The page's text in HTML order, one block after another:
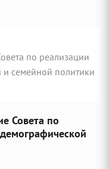
Совета по